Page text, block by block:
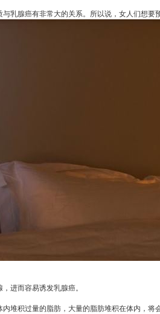
腺癌有非常大的关系。所以说，女人们想要
进而容易诱发乳腺癌。
积过量的脂肪，大量的脂肪堆积在体内，将